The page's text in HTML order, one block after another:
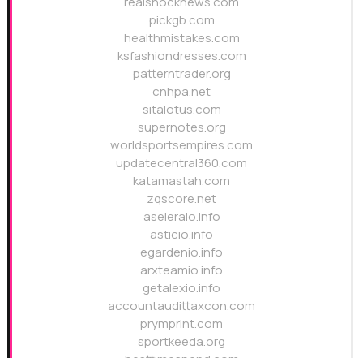
pickgb.com
healthmistakes.com
ksfashiondresses.com
patterntrader.org
cnhpa.net
sitalotus.com
supernotes.org
worldsportsempires.com
updatecentral360.com
katamastah.com
zqscore.net
aseleraio.info
asticio.info
egardenio.info
arxteamio.info
getalexio.info
accountaudittaxcon.com
prymprint.com
sportkeeda.org